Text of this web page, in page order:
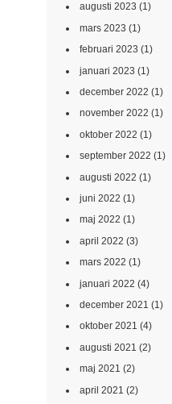
augusti 2023 (1)
mars 2023 (1)
februari 2023 (1)
januari 2023 (1)
december 2022 (1)
november 2022 (1)
oktober 2022 (1)
september 2022 (1)
augusti 2022 (1)
juni 2022 (1)
maj 2022 (1)
april 2022 (3)
mars 2022 (1)
januari 2022 (4)
december 2021 (1)
oktober 2021 (4)
augusti 2021 (2)
maj 2021 (2)
april 2021 (2)